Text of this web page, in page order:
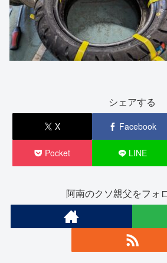
シェアする
X Facebook
Pocket LINE
阿南のクソ親父をフォ